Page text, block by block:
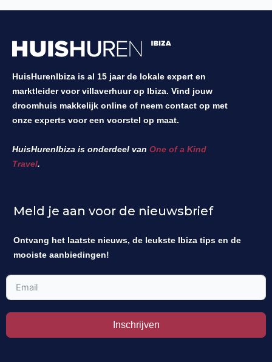
HuisHurenIbiza is al 15 jaar de lokale expert en
marktleider voor villaverhuur op Ibiza. Vind jouw
droomhuis makkelijk online of neem contact op met
onze experts voor een voorstel op maat.
HuisHurenIbiza is onderdeel van One of a Kind
Travel.
Meld je aan voor de nieuwsbrief
Ontvang het laatste nieuws, de leukste Ibiza tips en de
mooiste aanbiedingen!
Inschrijven